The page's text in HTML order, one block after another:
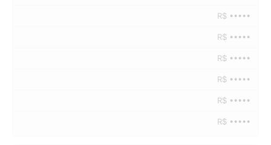
R$ •••••
R$ •••••
R$ •••••
R$ •••••
R$ •••••
R$ •••••